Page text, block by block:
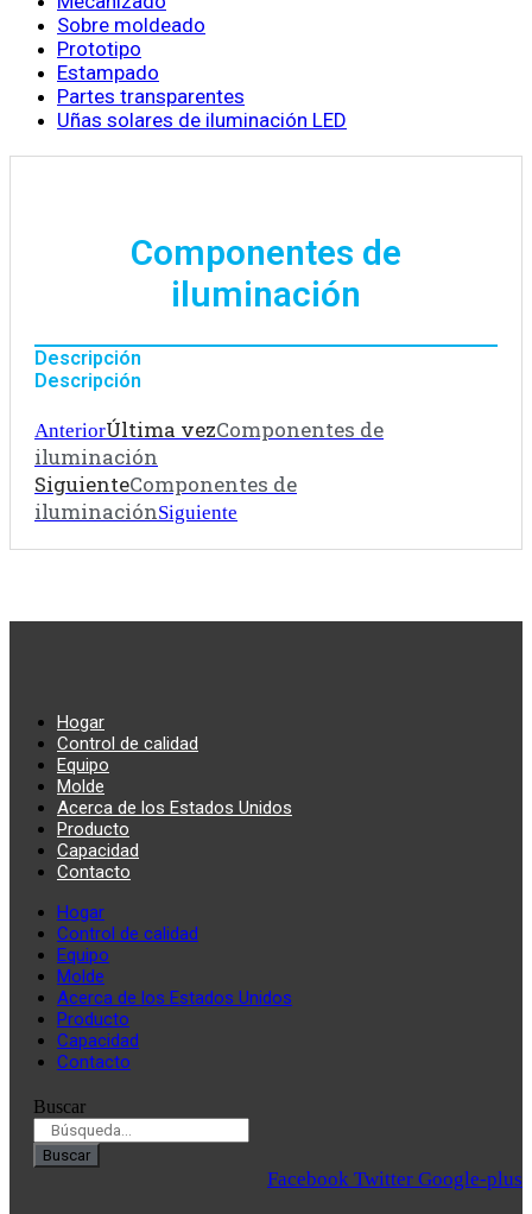
Sobre moldeado
Prototipo
Estampado
Partes transparentes
Uñas solares de iluminación LED
Componentes de
iluminación
Descripción
Descripción
AnteriorÚltima vezComponentes de
iluminación
SiguienteComponentes de
iluminaciónSiguiente
Hogar
Control de calidad
Equipo
Molde
Acerca de los Estados Unidos
Producto
Capacidad
Contacto
Hogar
Control de calidad
Equipo
Molde
Acerca de los Estados Unidos
Producto
Capacidad
Contacto
Buscar
Buscar
Facebook Twitter Google-plus